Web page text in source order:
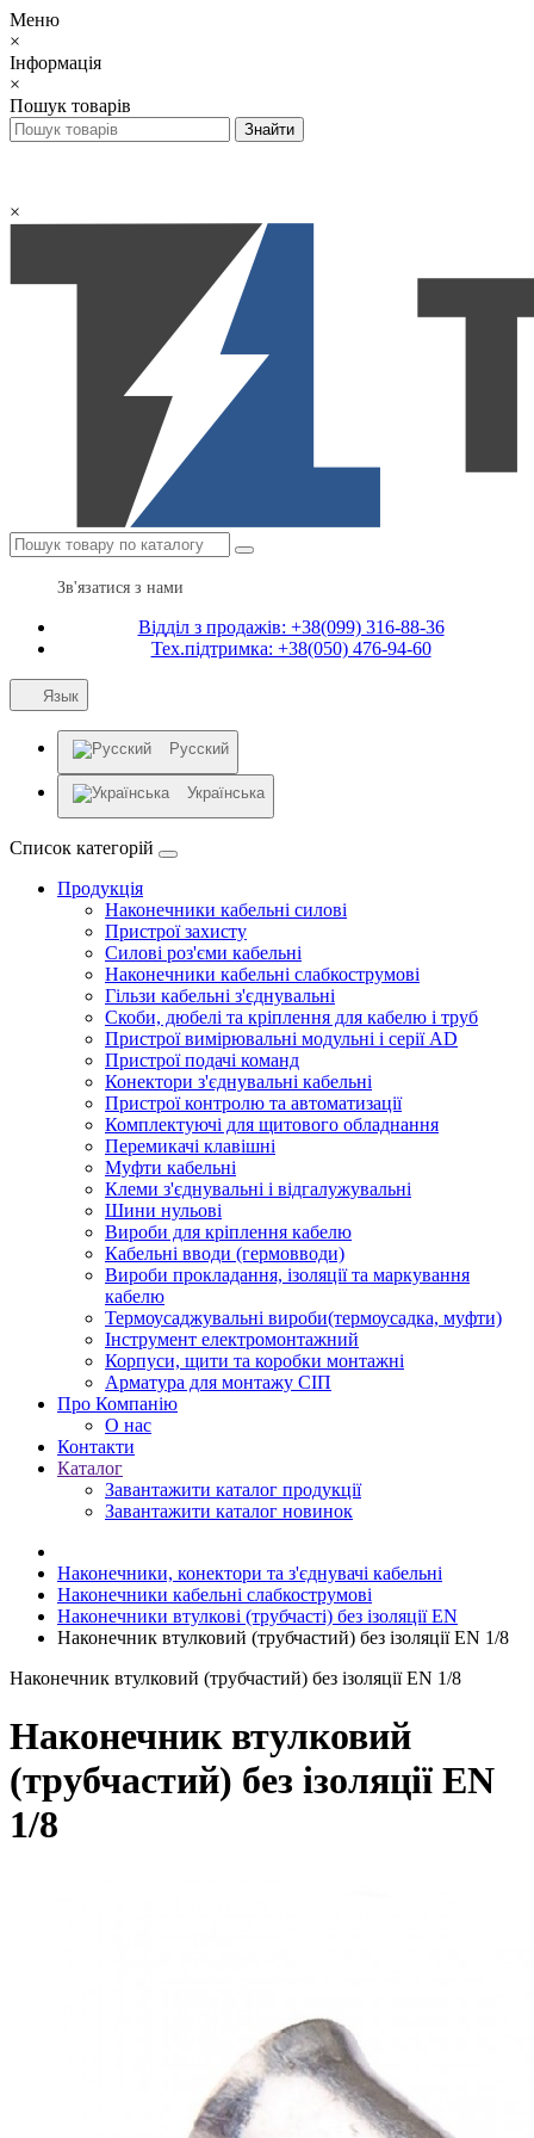
Меню
×
Інформація
×
Пошук товарів
×
Зв'язатися з нами
Відділ з продажів: +38(099) 316-88-36
Тех.підтримка: +38(050) 476-94-60
Язык
Русский
Українська
Список категорій
Продукція
Наконечники кабельні силові
Пристрої захисту
Силові роз'єми кабельні
Наконечники кабельні слабкострумові
Гільзи кабельні з'єднувальні
Скоби, дюбелі та кріплення для кабелю і труб
Пристрої вимірювальні модульні і серії AD
Пристрої подачі команд
Конектори з'єднувальні кабельні
Пристрої контролю та автоматизації
Комплектуючі для щитового обладнання
Перемикачі клавішні
Муфти кабельні
Клеми з'єднувальні і відгалужувальні
Шини нульові
Вироби для кріплення кабелю
Кабельні вводи (гермовводи)
Вироби прокладання, iзоляції та маркування
кабелю
Термоусаджувальні вироби(термоусадка, муфти)
Інструмент електромонтажний
Корпуси, щити та коробки монтажні
Арматура для монтажу СІП
Про Компанію
О нас
Контакти
Каталог
Завантажити каталог продукції
Завантажити каталог новинок
Наконечники, конектори та з'єднувачі кабельні
Наконечники кабельні слабкострумові
Наконечники втулкові (трубчасті) без ізоляції EN
Наконечник втулковий (трубчастий) без ізоляції EN 1/8
Наконечник втулковий (трубчастий) без ізоляції EN 1/8
Наконечник втулковий
(трубчастий) без ізоляції EN
1/8